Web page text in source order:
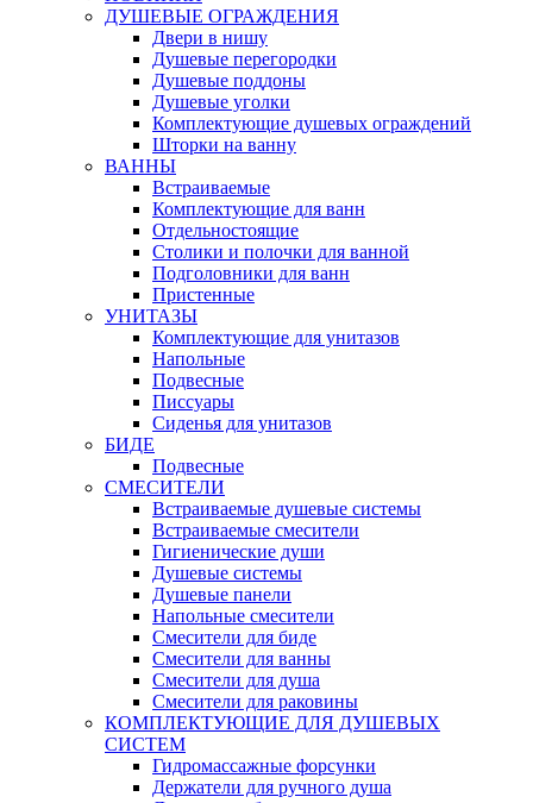
ДУШЕВЫЕ ОГРАЖДЕНИЯ
Двери в нишу
Душевые перегородки
Душевые поддоны
Душевые уголки
Комплектующие душевых ограждений
Шторки на ванну
ВАННЫ
Встраиваемые
Комплектующие для ванн
Отдельностоящие
Столики и полочки для ванной
Подголовники для ванн
Пристенные
УНИТАЗЫ
Комплектующие для унитазов
Напольные
Подвесные
Писсуары
Сиденья для унитазов
БИДЕ
Подвесные
СМЕСИТЕЛИ
Встраиваемые душевые системы
Встраиваемые смесители
Гигиенические души
Душевые системы
Душевые панели
Напольные смесители
Смесители для биде
Смесители для ванны
Смесители для душа
Смесители для раковины
КОМПЛЕКТУЮЩИЕ ДЛЯ ДУШЕВЫХ
СИСТЕМ
Гидромассажные форсунки
Держатели для ручного душа